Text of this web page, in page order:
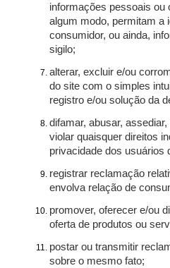
informações pessoais ou
algum modo, permitam a
consumidor, ou ainda,
sigilo;
alterar, excluir e/ou
do site com o simples
registro e/ou solução da
difamar, abusar,
violar quaisquer direitos
privacidade dos usuários
registrar reclamação
envolva relação de
promover, oferecer e/ou
oferta de produtos ou
postar ou transmitir
sobre o mesmo fato;